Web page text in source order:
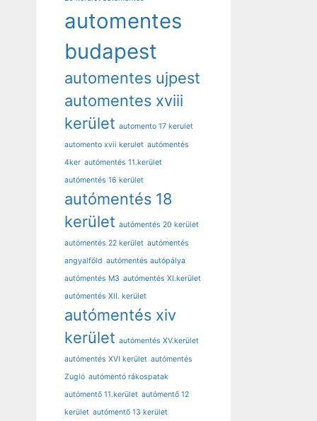
automentes
budapest
automentes ujpest
automentes xviii
kerület automento 17 kerulet
automento xvii kerulet autómentés
4ker autómentés 11.kerület
autómentés 16 kerület
autómentés 18
kerület autómentés 20 kerület
autómentés 22 kerület autómentés
angyalföld autómentés autópálya
autómentés M3 autómentés XI.kerület
autómentés XII. kerület
autómentés xiv
kerület autómentés XV.kerület
autómentés XVI kerület autómentés
Zugló autómentó rákospatak
autómentő 11.kerület autómentő 12
kerület autómentő 13 kerület